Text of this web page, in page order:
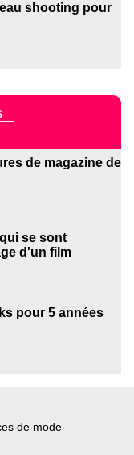
shooting pour
de magazine de
se sont
d'un film
pour 5 années
de mode